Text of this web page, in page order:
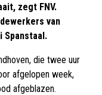
zegt FNV.
van
Spanstaal.
die twee uur
afgelopen week,
afgeblazen.